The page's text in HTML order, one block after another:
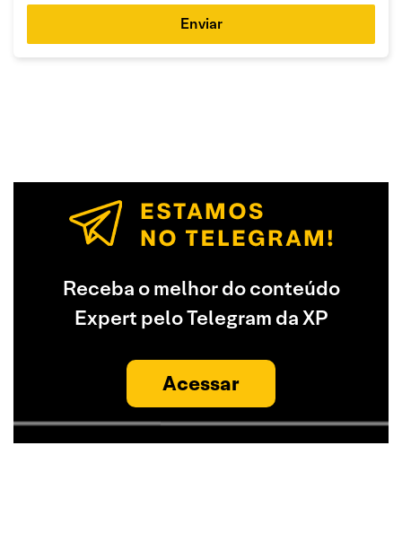
Enviar
Receba o melhor do conteúdo
Expert pelo Telegram da XP
Acessar